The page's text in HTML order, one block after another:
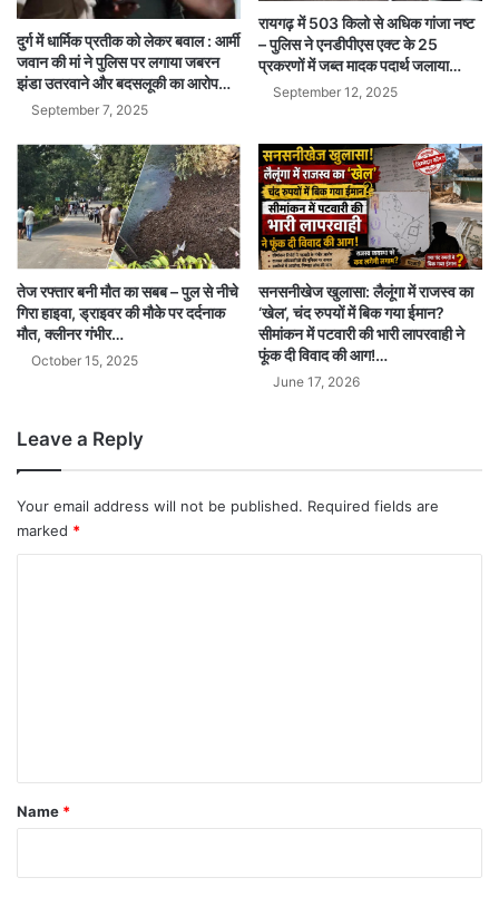
दुर्ग में धार्मिक प्रतीक को लेकर बवाल : आर्मी
जवान की मां ने पुलिस पर लगाया जबरन
झंडा उतरवाने और बदसलूकी का आरोप…
September 7, 2025
रायगढ़ में 503 किलो से अधिक गांजा नष्ट
– पुलिस ने एनडीपीएस एक्ट के 25
प्रकरणों में जब्त मादक पदार्थ जलाया…
September 12, 2025
तेज रफ्तार बनी मौत का सबब – पुल से नीचे
गिरा हाइवा, ड्राइवर की मौके पर दर्दनाक
मौत, क्लीनर गंभीर…
October 15, 2025
सनसनीखेज खुलासा: लैलूंगा में राजस्व का
‘खेल’, चंद रुपयों में बिक गया ईमान?
सीमांकन में पटवारी की भारी लापरवाही ने
फूंक दी विवाद की आग!…
June 17, 2026
Leave a Reply
Your email address will not be published. Required fields are
marked *
*
Name *